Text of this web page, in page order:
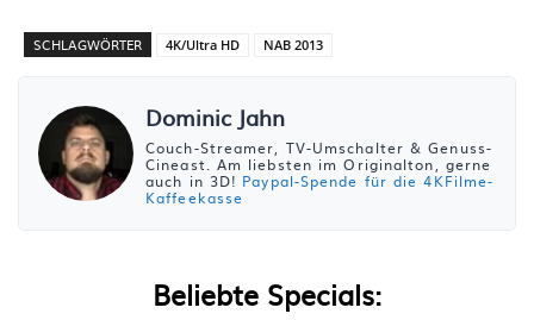
SCHLAGWÖRTER 4K/Ultra HD NAB 2013
Dominic Jahn
Couch-Streamer, TV-Umschalter & Genuss-
Cineast. Am liebsten im Originalton, gerne
auch in 3D! Paypal-Spende für die 4KFilme-
Kaffeekasse
Beliebte Specials: